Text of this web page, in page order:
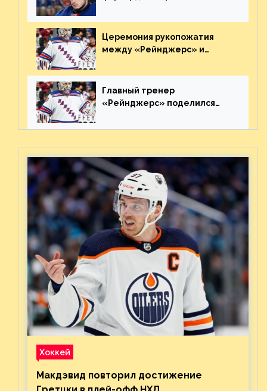
пятаке. Видео
Церемония рукопожатия
между «Рейнджерс» и
матча плей-офф. Видео
Главный тренер
«Рейнджерс» поделился
предстоящего финала
Хоккей
Макдэвид повторил достижение